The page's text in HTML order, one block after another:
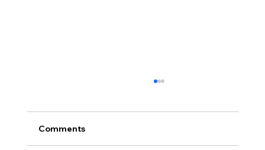
오늘날 성도로서 올바른 신앙생활을 하는 데 걸
림돌이 되는 세 가지가 있습니다. 첫째는 안일주
Comments